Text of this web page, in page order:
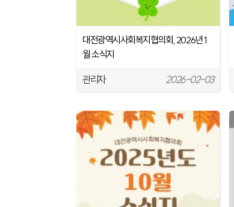
대전광역시사회복지협의회, 2026년 1
월 소식지
관리자 2026-02-03